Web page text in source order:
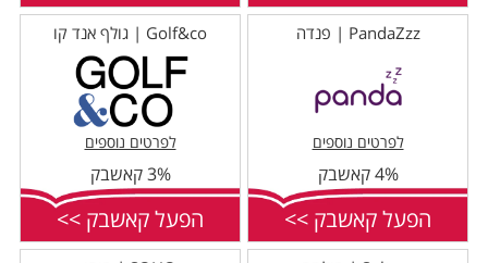
PandaZzz | פנדה
לפרטים נוספים
4% קאשבק
הפעל קאשבק >>
Golf&co | גולף אנד קו
לפרטים נוספים
3% קאשבק
הפעל קאשבק >>